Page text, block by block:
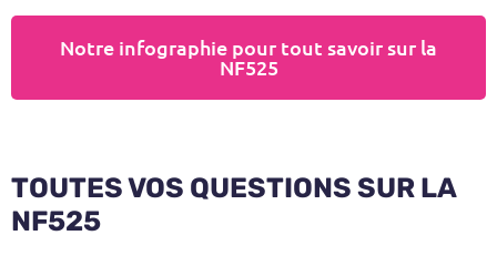
Notre infographie pour tout savoir sur la
NF525
TOUTES VOS QUESTIONS SUR LA
NF525